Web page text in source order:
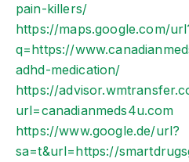
pain-killers/
https://maps.google.com/
q=https://
adhd-medication/
https://
url=canadianmeds4u.com
https://www.google.de/url?
sa=t&url=https://